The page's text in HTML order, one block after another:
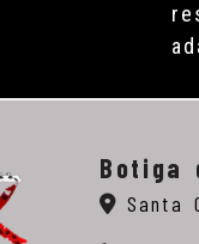
Botiga
Santa